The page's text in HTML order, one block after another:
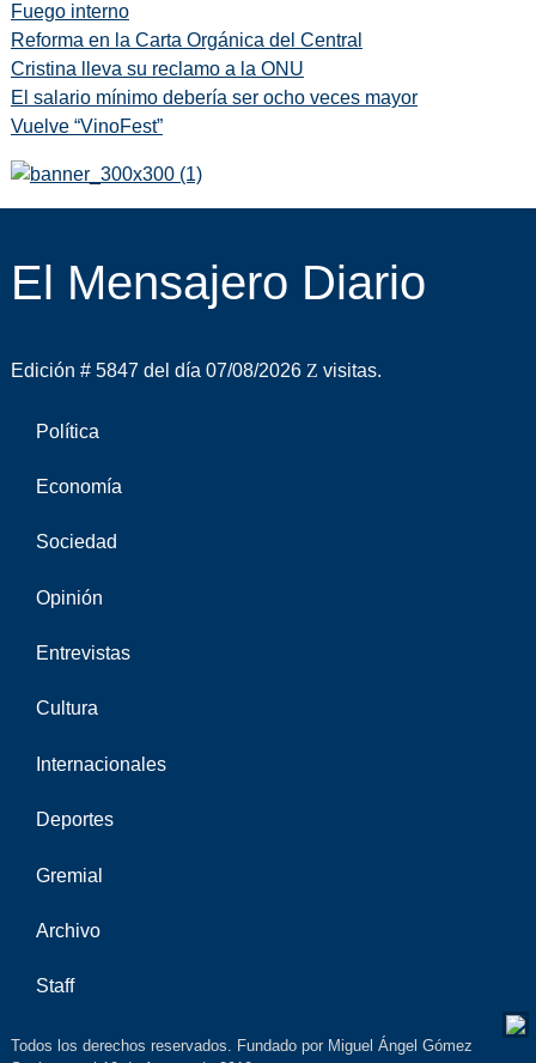
Fuego interno
Reforma en la Carta Orgánica del Central
Cristina lleva su reclamo a la ONU
El salario mínimo debería ser ocho veces mayor
Vuelve “VinoFest”
El Mensajero Diario
Edición # 5847 del día 07/08/2026 visitas.
Política
Economía
Sociedad
Opinión
Entrevistas
Cultura
Internacionales
Deportes
Gremial
Archivo
Staff
Todos los derechos reservados. Fundado por Miguel Ángel Gómez